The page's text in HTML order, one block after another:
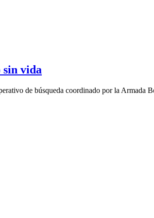
sin vida
de búsqueda coordinado por la